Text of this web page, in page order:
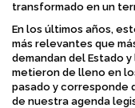
transformado en un
En los últimos años,
más relevantes que
demandan del Estado
metieron de lleno en
pasado y corresponde
de nuestra agenda